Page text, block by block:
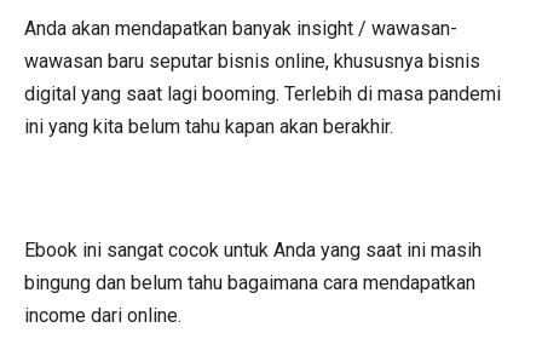
Anda akan mendapatkan banyak insight / wawasan-
wawasan baru seputar bisnis online, khususnya bisnis
digital yang saat lagi booming. Terlebih di masa pandemi
ini yang kita belum tahu kapan akan berakhir.
Ebook ini sangat cocok untuk Anda yang saat ini masih
bingung dan belum tahu bagaimana cara mendapatkan
income dari online.